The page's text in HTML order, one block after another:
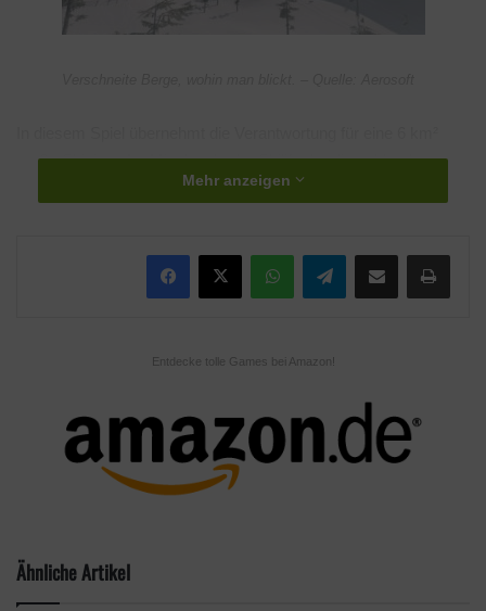
große Skipiste. Im Mittelpunkt der Skilift, der die zahlenden
Besucher komfortable auf den Berg bringt. Die sehr detaillierten
viel Liebe zum Detail nachgebildet.
Aufgabe ist es, dass sowohl bei schlechtem Wetter die Anlage
Gewinn einbringt als auch bei gutem Wetter keine Überlastung
stattfindet. Ihr solltet also gut planen können und eurer
Winterresort den Bedürfnissen anpassen und ausbauen.
Mehr anzeigen
Telegram
Entdecke tolle Games bei Amazon!
Ähnliche Artikel